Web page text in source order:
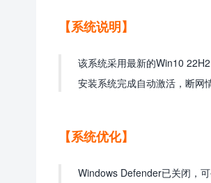
【系统说明】
该系统采用最新的Win10
安装系统完成自动激活，断网
【系统优化】
Windows Defender已关闭，